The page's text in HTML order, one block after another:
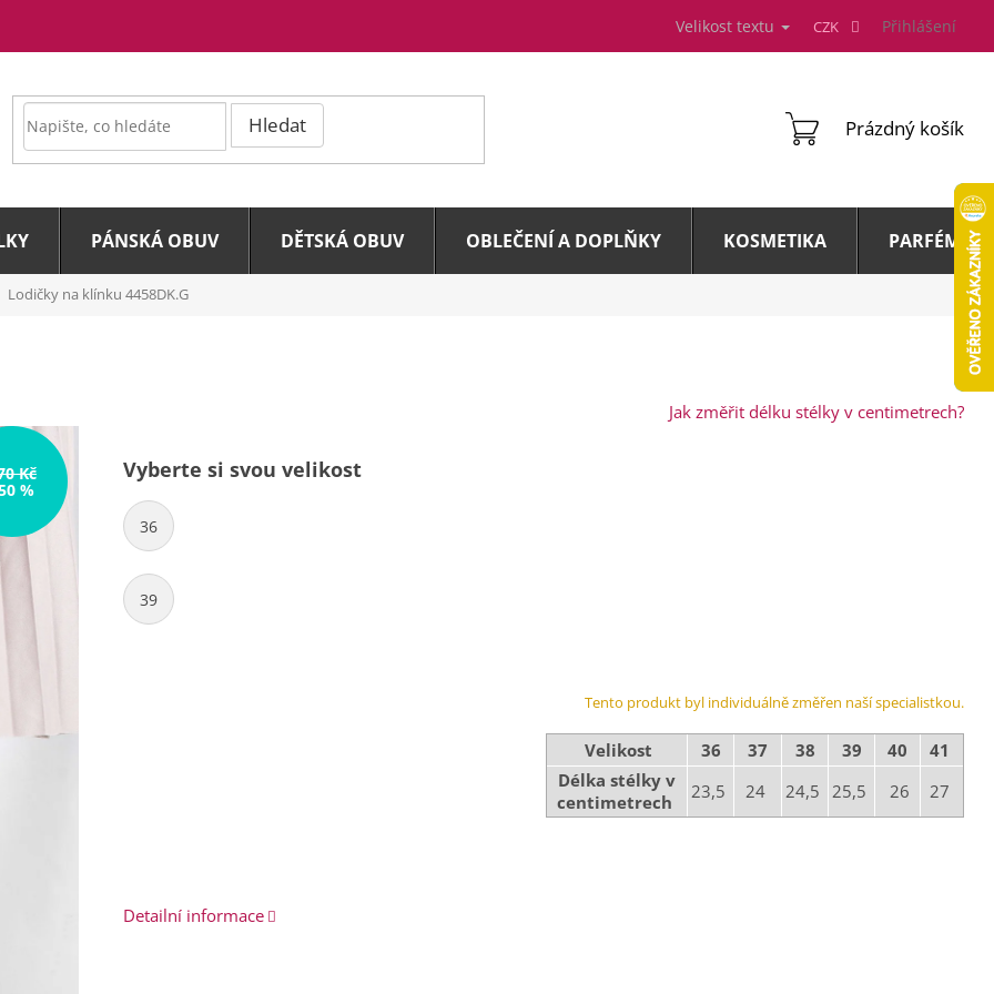
Velikost textu CZK Přihlášení
Hledat
NÁKUPNÍ
Prázdný košík
PÁNSKÁ OBUV DĚTSKÁ OBUV OBLEČENÍ A DOPLŇKY KOSMETIKA PARFÉMY A
Lodičky na klínku 4458DK.G
Kč
%
Jak změřit délku stélky v centimetrech?
Vyberte si svou velikost
36
39
Tento produkt byl individuálně změřen naší specialistkou.
Velikost 36 37 38 39 40
41
Délka stélky v
centimetrech
23,5 24 24,5 25,5 26 27
Detailní informace